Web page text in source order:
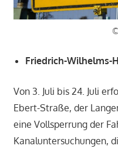
Friedrich-Wilhelms-
Von 3. Juli bis 24. Juli
Ebert-Straße, der
eine Vollsperrung der
Kanaluntersuchungen,